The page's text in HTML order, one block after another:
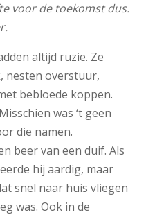
voor de toekomst dus.
altijd ruzie. Ze
nesten overstuur,
bebloede koppen.
was ‘t geen
die namen.
beer van een duif. Als
hij aardig, maar
snel naar huis vliegen
was. Ook in de